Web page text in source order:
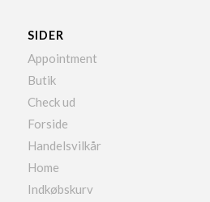
SIDER
Appointment
Butik
Check ud
Forside
Handelsvilkår
Home
Indkøbskurv